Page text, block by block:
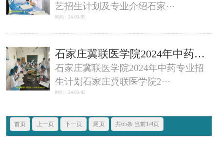
艺招生计划及专业介绍石家···
时间：24-05-05
石家庄冀联医学院2024年中药专业招生条件及专业介绍
石家庄冀联医学院2024年中药专业招
生计划石家庄冀联医学院2···
时间：24-05-05
首页 上一页 下一页 尾页 共65条 当前1/4页